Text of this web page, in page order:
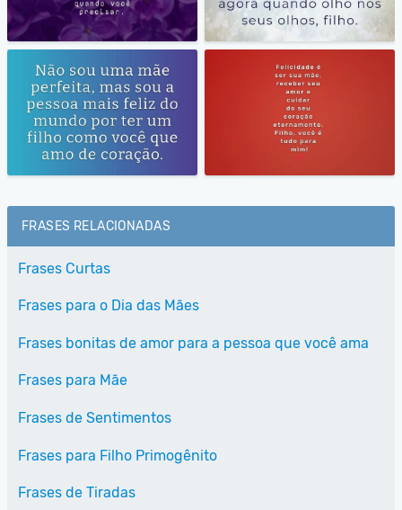
FRASES RELACIONADAS
Frases Curtas
Frases para o Dia das Mães
Frases bonitas de amor para a pessoa que você ama
Frases para Mãe
Frases de Sentimentos
Frases para Filho Primogênito
Frases de Tiradas